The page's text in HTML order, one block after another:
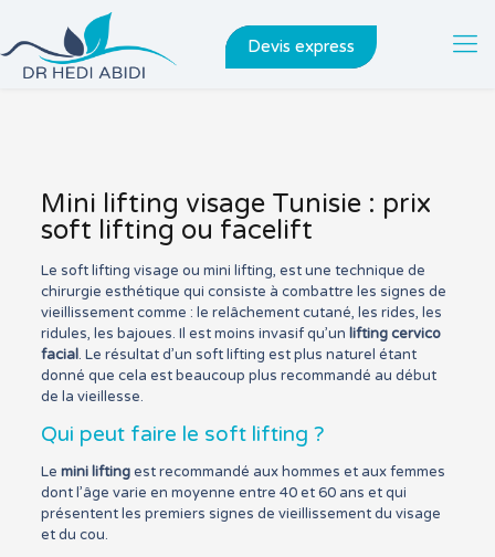
Devis express
Mini lifting visage Tunisie : prix
soft lifting ou facelift
Le soft lifting visage ou mini lifting, est une technique de
chirurgie esthétique qui consiste à combattre les signes de
vieillissement comme : le relâchement cutané, les rides, les
ridules, les bajoues. Il est moins invasif qu’un lifting cervico
facial. Le résultat d’un soft lifting est plus naturel étant
donné que cela est beaucoup plus recommandé au début
de la vieillesse.
Qui peut faire le soft lifting ?
Le mini liftingest recommandé aux hommes et aux femmes
dont l’âge varie en moyenne entre 40 et 60 ans et qui
présentent les premiers signes de vieillissement du visage
et du cou.